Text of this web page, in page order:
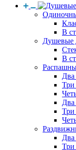
В
Душевые
В
Два
Три
Два
Три
Два
Три